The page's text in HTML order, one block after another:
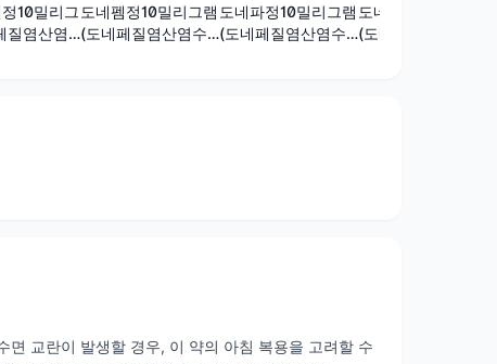
10밀리그
질염산염
도네펨정10밀리그램
(도네페질염산염수
도네파정10밀리그램
(도네페질염산염수
도네텍정10밀리그램
(도네페질염산염수
교란이 발생할 경우, 이 약의 아침 복용을 고려할 수